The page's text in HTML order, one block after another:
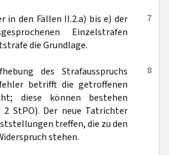
7
in den Fällen II.2.a) bis e) der
Einzelstrafen
die Grundlage.
8
des Strafausspruchs
betrifft die getroffenen
diese können bestehen
2 StPO). Der neue Tatrichter
treffen, die zu den
stehen.